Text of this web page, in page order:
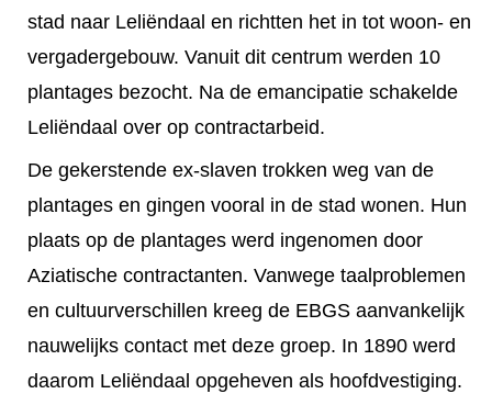
stad naar Leliëndaal en richtten het in tot woon- en
vergadergebouw. Vanuit dit centrum werden 10
plantages bezocht. Na de emancipatie schakelde
Leliëndaal over op contractarbeid.
De gekerstende ex-slaven trokken weg van de
plantages en gingen vooral in de stad wonen. Hun
plaats op de plantages werd ingenomen door
Aziatische contractanten. Vanwege taalproblemen
en cultuurverschillen kreeg de EBGS aanvankelijk
nauwelijks contact met deze groep. In 1890 werd
daarom Leliëndaal opgeheven als hoofdvestiging.